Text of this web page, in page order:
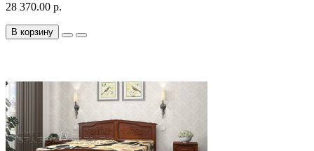
28 370.00 р.
В корзину